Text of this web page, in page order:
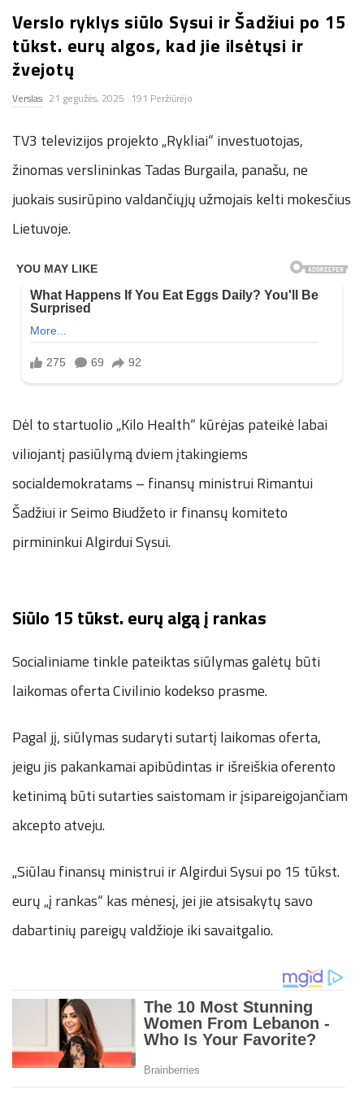
n
.
n
e
t
Verslo ryklys siūlo Sysui ir Šadžiui po 15
tūkst. eurų algos, kad jie ilsėtųsi ir
žvejotų
Verslas 21 gegužės, 2025 191 Peržiūrėjo
TV3 televizijos projekto „Rykliai“ investuotojas,
žinomas verslininkas Tadas Burgaila, panašu, ne
juokais susirūpino valdančiųjų užmojais kelti mokesčius
Lietuvoje.
Dėl to startuolio „Kilo Health“ kūrėjas pateikė labai
viliojantį pasiūlymą dviem įtakingiems
socialdemokratams – finansų ministrui Rimantui
Šadžiui ir Seimo Biudžeto ir finansų komiteto
pirmininkui Algirdui Sysui.
Siūlo 15 tūkst. eurų algą į rankas
Socialiniame tinkle pateiktas siūlymas galėtų būti
laikomas oferta Civilinio kodekso prasme.
Pagal jį, siūlymas sudaryti sutartį laikomas oferta,
jeigu jis pakankamai apibūdintas ir išreiškia oferento
ketinimą būti sutarties saistomam ir įsipareigojančiam
akcepto atveju.
„Siūlau finansų ministrui ir Algirdui Sysui po 15 tūkst.
eurų „į rankas“ kas mėnesį, jei jie atsisakytų savo
dabartinių pareigų valdžioje iki savaitgalio.